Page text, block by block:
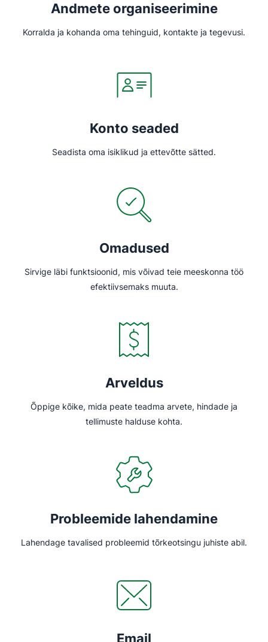
Andmete organiseerimine
Korralda ja kohanda oma tehinguid, kontakte ja tegevusi.
Konto seaded
Seadista oma isiklikud ja ettevõtte sätted.
Omadused
Sirvige läbi funktsioonid, mis võivad teie meeskonna töö
efektiivsemaks muuta.
Arveldus
Õppige kõike, mida peate teadma arvete, hindade ja
tellimuste halduse kohta.
Probleemide lahendamine
Lahendage tavalised probleemid tõrkeotsingu juhiste abil.
Email